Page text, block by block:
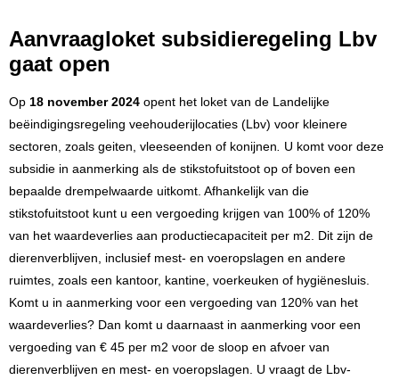
Aanvraagloket subsidieregeling Lbv
gaat open
Op 18 november 2024 opent het loket van de Landelijke
beëindigingsregeling veehouderijlocaties (Lbv) voor kleinere
sectoren, zoals geiten, vleeseenden of konijnen
U komt voor deze
subsidie in aanmerking als de stikstofuitstoot op of boven een
bepaalde drempelwaarde uitkomt. Afhankelijk van die
stikstofuitstoot kunt u een vergoeding krijgen van 100% of 120%
van het waardeverlies aan productiecapaciteit per m2. Dit zijn de
dierenverblijven, inclusief mest- en voeropslagen en andere
ruimtes, zoals een kantoor, kantine, voerkeuken of hygiënesluis.
Komt u in aanmerking voor een vergoeding van 120% van het
waardeverlies? Dan komt u daarnaast in aanmerking voor een
vergoeding van € 45 per m2 voor de sloop en afvoer van
dierenverblijven en mest- en voeropslagen. U vraagt de Lbv-